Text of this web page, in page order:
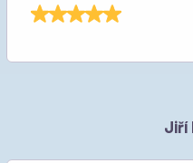
Jiří